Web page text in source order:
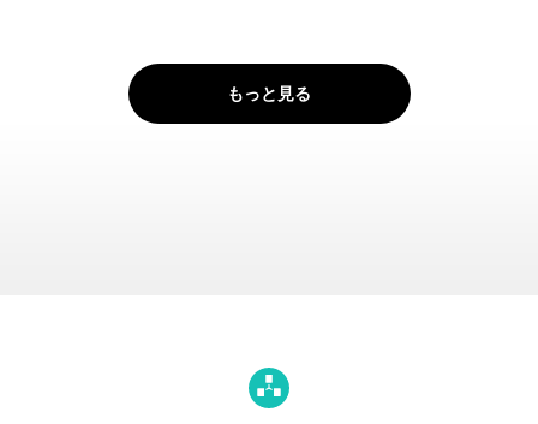
もっと見る